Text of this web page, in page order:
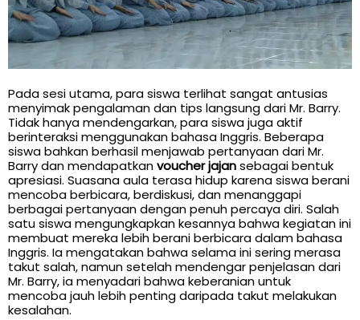
Pada sesi utama, para siswa terlihat sangat antusias
menyimak pengalaman dan tips langsung dari Mr. Barry.
Tidak hanya mendengarkan, para siswa juga aktif
berinteraksi menggunakan bahasa Inggris. Beberapa
siswa bahkan berhasil menjawab pertanyaan dari Mr.
Barry dan mendapatkanvoucher jajansebagai bentuk
apresiasi. Suasana aula terasa hidup karena siswa berani
mencoba berbicara, berdiskusi, dan menanggapi
berbagai pertanyaan dengan penuh percaya diri. Salah
satu siswa mengungkapkan kesannya bahwa kegiatan ini
membuat mereka lebih berani berbicara dalam bahasa
Inggris. Ia mengatakan bahwa selama ini sering merasa
takut salah, namun setelah mendengar penjelasan dari
Mr. Barry, ia menyadari bahwa keberanian untuk
mencoba jauh lebih penting daripada takut melakukan
kesalahan.